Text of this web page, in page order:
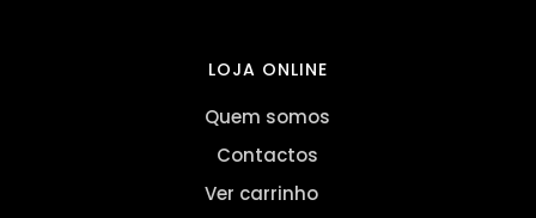
LOJA ONLINE
Quem somos
Contactos
Ver carrinho